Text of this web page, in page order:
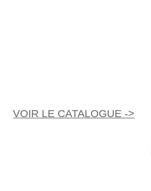
VOIR LE CATALOGUE ->